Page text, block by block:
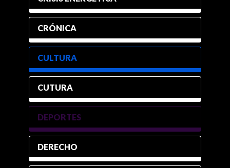
CRÓNICA
CULTURA
CUTURA
DEPORTES
DERECHO